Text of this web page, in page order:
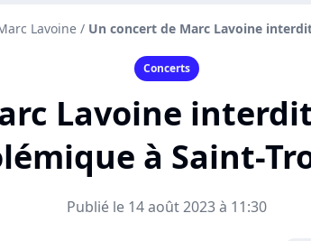
Lavoine / Un concert de Marc Lavoine
Concerts
Lavoine
à Saint-
Publié le 14 août 2023 à 11:30